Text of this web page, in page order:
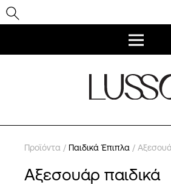
Προϊόντα / Παιδικά Έπιπλα /
Αξεσουάρ παιδικά